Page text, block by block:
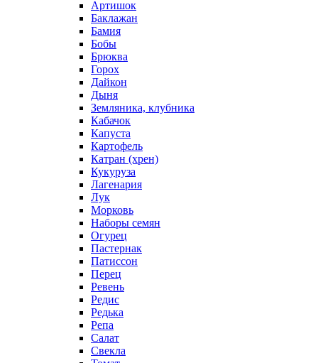
Артишок
Баклажан
Бамия
Бобы
Брюква
Горох
Дайкон
Дыня
Земляника, клубника
Кабачок
Капуста
Картофель
Катран (хрен)
Кукуруза
Лагенария
Лук
Морковь
Наборы семян
Огурец
Пастернак
Патиссон
Перец
Ревень
Редис
Редька
Репа
Салат
Свекла